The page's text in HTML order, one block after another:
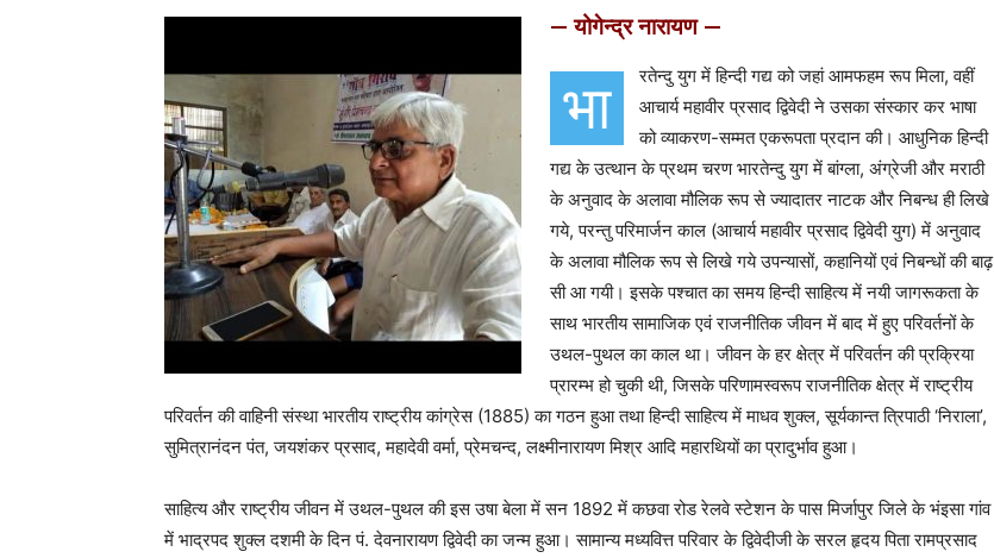
— योगेन्द्र नारायण —
भा
रतेन्दु युग में हिन्दी गद्य को जहां आमफहम रूप मिला, वहीं
आचार्य महावीर प्रसाद द्विवेदी ने उसका संस्कार कर भाषा
को व्याकरण-सम्मत एकरूपता प्रदान की। आधुनिक हिन्दी
गद्य के उत्थान के प्रथम चरण भारतेन्दु युग में बांग्ला, अंग्रेजी और मराठी
के अनुवाद के अलावा मौलिक रूप से ज्यादातर नाटक और निबन्ध ही लिखे
गये, परन्तु परिमार्जन काल (आचार्य महावीर प्रसाद द्विवेदी युग) में अनुवाद
के अलावा मौलिक रूप से लिखे गये उपन्यासों, कहानियों एवं निबन्धों की बाढ़
सी आ गयी। इसके पश्चात का समय हिन्दी साहित्य में नयी जागरूकता के
साथ भारतीय सामाजिक एवं राजनीतिक जीवन में बाद में हुए परिवर्तनों के
उथल-पुथल का काल था। जीवन के हर क्षेत्र में परिवर्तन की प्रक्रिया
प्रारम्भ हो चुकी थी, जिसके परिणामस्वरूप राजनीतिक क्षेत्र में राष्ट्रीय
परिवर्तन की वाहिनी संस्था भारतीय राष्ट्रीय कांग्रेस (1885) का गठन हुआ तथा हिन्दी साहित्य में माधव शुक्ल, सूर्यकान्त त्रिपाठी ‘निराला’,
सुमित्रानंदन पंत, जयशंकर प्रसाद, महादेवी वर्मा, प्रेमचन्द, लक्ष्मीनारायण मिश्र आदि महारथियों का प्रादुर्भाव हुआ।
साहित्य और राष्ट्रीय जीवन में उथल-पुथल की इस उषा बेला में सन 1892 में कछवा रोड रेलवे स्टेशन के पास मिर्जापुर जिले के भंइसा गांव
में भाद्रपद शुक्ल दशमी के दिन पं. देवनारायण द्विवेदी का जन्म हुआ। सामान्य मध्यवित्त परिवार के द्विवेदीजी के सरल हृदय पिता रामप्रसाद